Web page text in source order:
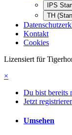
IPS
TH
Kontakt
Cookies
Lizensiert für
×
Du bist bereits
Jetzt
Umsehen